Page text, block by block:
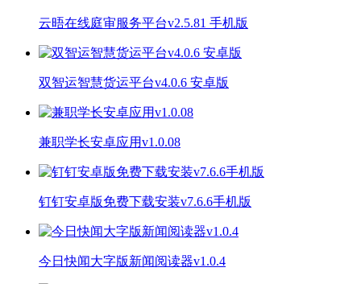
云晤在线庭审服务平台v2.5.81 手机版
双智运智慧货运平台v4.0.6 安卓版
兼职学长安卓应用v1.0.08
钉钉安卓版免费下载安装v7.6.6手机版
今日快闻大字版新闻阅读器v1.0.4